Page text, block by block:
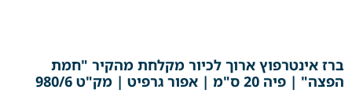
ברז אינטרפוץ ארוך לכיור מקלחת מהקיר "חמת
הפצה" | פיה 20 ס"מ | אפור גרפיט | מק"ט 980/6